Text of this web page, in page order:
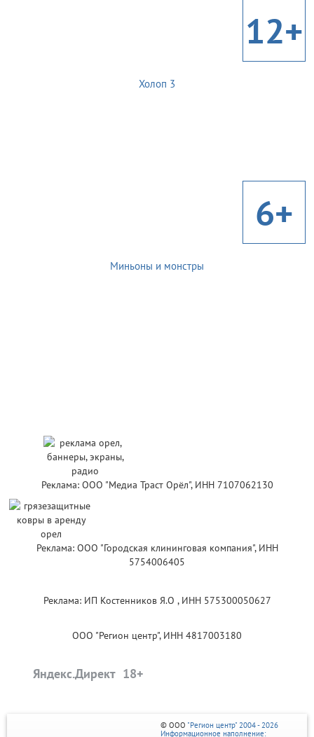
12+
Холоп 3
6+
Миньоны и монстры
Реклама: ООО "Медиа Траст Орёл", ИНН 7107062130
Реклама: ООО "Городская клининговая компания", ИНН
5754006405
Реклама: ИП Костенников Я.О , ИНН 575300050627
ООО "Регион центр", ИНН 4817003180
Яндекс.Директ
© ООО "Регион центр" 2004 - 2026
Информационное наполнение: